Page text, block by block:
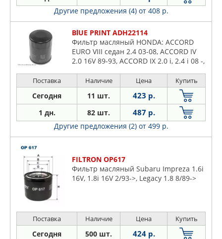
Другие предложения (4) от 408 р.
BlUE PRINT ADH22114
Фильтр масляный HONDA: ACCORD
EURO VIII седан 2.4 03-08, ACCORD IV
2.0 16V 89-93, ACCORD IX 2.0 i, 2.4 i 08 -,
ACCORD VII
Поставка Наличие Цена Купить
Сегодня 11 шт. 423 р.
1 дн. 82 шт. 487 р.
Другие предложения (2) от 499 р.
FILTRON OP617
Фильтр масляный Subaru Impreza 1.6i
16V, 1.8i 16V 2/93->, Legacy 1.8 8/89->
Поставка Наличие Цена Купить
Сегодня 500 шт. 424 р.